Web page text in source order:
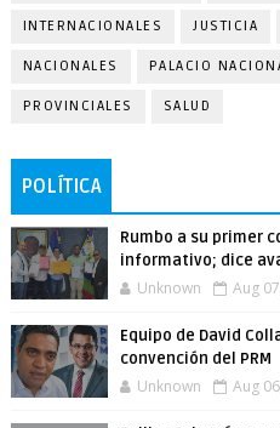
INTERNACIONALES JUSTICIA
NACIONALES PALACIO
PROVINCIALES SALUD
POLÍTICA
Rumbo a su primer
informativo; dice
Unknown Aug
Equipo de David
convención del PRM
Unknown Aug